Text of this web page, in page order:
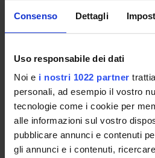
Consenso Dettagli
Uso responsabile dei dati
Noi e i nostri 1022 partner
personali, ad esempio il vostro
tecnologie come i cookie per
alle informazioni sul vostro
pubblicare annunci e contenuti
gli annunci e i contenuti,
Degree Programme
Notices
Governing bodies
Rete formativa